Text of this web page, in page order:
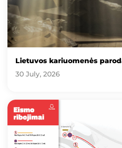
Lietuvos kariuomenės
30 July, 2026